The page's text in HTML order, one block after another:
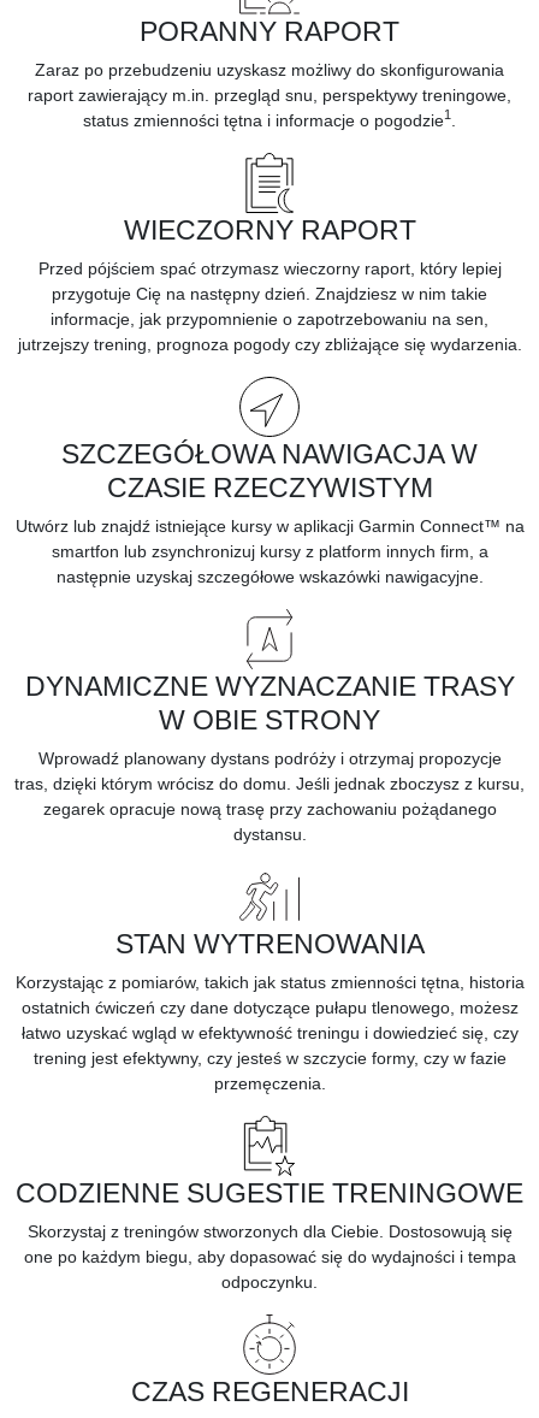
PORANNY RAPORT
Zaraz po przebudzeniu uzyskasz możliwy do skonfigurowania
raport zawierający m.in. przegląd snu, perspektywy treningowe,
status zmienności tętna i informacje o pogodzie1
WIECZORNY RAPORT
Przed pójściem spać otrzymasz wieczorny raport, który lepiej
przygotuje Cię na następny dzień. Znajdziesz w nim takie
informacje, jak przypomnienie o zapotrzebowaniu na sen,
jutrzejszy trening, prognoza pogody czy zbliżające się wydarzenia.
SZCZEGÓŁOWA NAWIGACJA W
CZASIE RZECZYWISTYM
Utwórz lub znajdź istniejące kursy w aplikacji Garmin Connect™ na
smartfon lub zsynchronizuj kursy z platform innych firm, a
następnie uzyskaj szczegółowe wskazówki nawigacyjne.
DYNAMICZNE WYZNACZANIE TRASY
W OBIE STRONY
Wprowadź planowany dystans podróży i otrzymaj propozycje
tras, dzięki którym wrócisz do domu. Jeśli jednak zboczysz z kursu,
zegarek opracuje nową trasę przy zachowaniu pożądanego
dystansu.
STAN WYTRENOWANIA
Korzystając z pomiarów, takich jak status zmienności tętna, historia
ostatnich ćwiczeń czy dane dotyczące pułapu tlenowego, możesz
łatwo uzyskać wgląd w efektywność treningu i dowiedzieć się, czy
trening jest efektywny, czy jesteś w szczycie formy, czy w fazie
przemęczenia.
CODZIENNE SUGESTIE TRENINGOWE
Skorzystaj z treningów stworzonych dla Ciebie. Dostosowują się
one po każdym biegu, aby dopasować się do wydajności i tempa
odpoczynku.
CZAS REGENERACJI